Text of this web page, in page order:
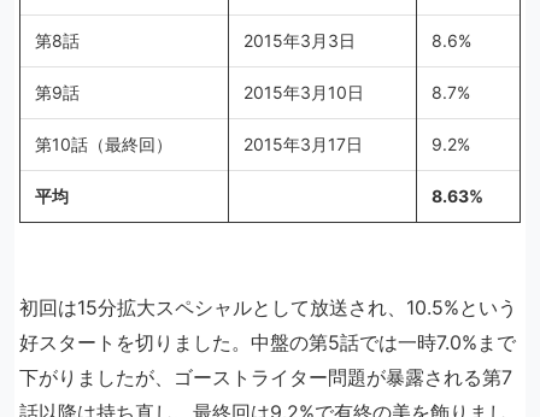
第8話 2015年3月3日 8.6%
第9話 2015年3月10日 8.7%
第10話（最終回） 2015年3月17日 9.2%
平均 8.63%
初回は15分拡大スペシャルとして放送され、10.5%という
好スタートを切りました。中盤の第5話では一時7.0%まで
下がりましたが、ゴーストライター問題が暴露される第7
話以降は持ち直し、最終回は9.2%で有終の美を飾りまし